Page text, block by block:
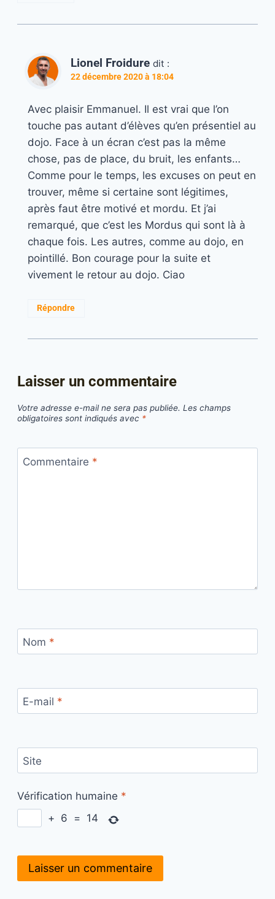
Lionel Froidure dit :
22 décembre 2020 à 18:04
Avec plaisir Emmanuel. Il est vrai que l’on
touche pas autant d’élèves qu’en présentiel au
dojo. Face à un écran c’est pas la même
chose, pas de place, du bruit, les enfants…
Comme pour le temps, les excuses on peut en
trouver, même si certaine sont légitimes,
après faut être motivé et mordu. Et j’ai
remarqué, que c’est les Mordus qui sont là à
chaque fois. Les autres, comme au dojo, en
pointillé. Bon courage pour la suite et
vivement le retour au dojo. Ciao
Répondre
Laisser un commentaire
Votre adresse e-mail ne sera pas publiée. Les champs
obligatoires sont indiqués avec *
Commentaire *
Nom *
E-mail *
Site
Vérification humaine *
+ 6 = 14